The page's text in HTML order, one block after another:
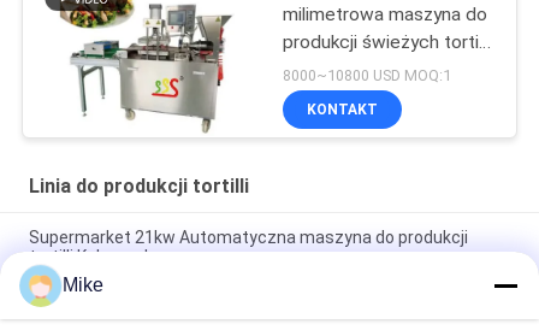
milimetrowa maszyna do
produkcji świeżych tortilli
w pełni
zautomatyzowana
8000~10800 USD MOQ:1
KONTAKT
Linia do produkcji tortilli
Supermarket 21kw Automatyczna maszyna do produkcji
tortilli Kolor srebrny
10 - 45 cm średnicy Nowa linia do produkcji tortilli w pełni
automatyczna
Mike